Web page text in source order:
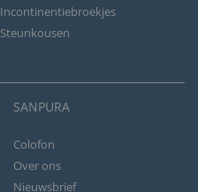
Incontinentiebroekjes
Steunkousen
SANPURA
Colofon
Over ons
Nieuwsbrief